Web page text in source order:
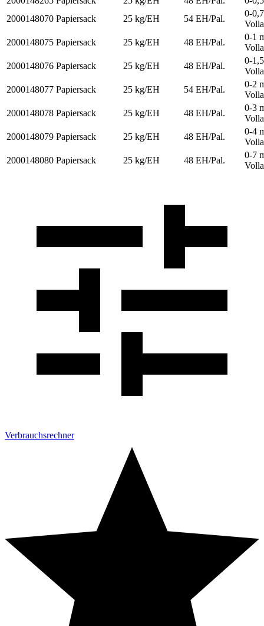
2000148070 Papiersack 25 kg/EH 54 EH/Pal.
0-
2000148075 Papiersack 25 kg/EH 48 EH/Pal.
0-1
2000148076 Papiersack 25 kg/EH 48 EH/Pal.
0-
2000148077 Papiersack 25 kg/EH 54 EH/Pal.
0-2
2000148078 Papiersack 25 kg/EH 48 EH/Pal.
0-3
2000148079 Papiersack 25 kg/EH 48 EH/Pal.
0-4
2000148080 Papiersack 25 kg/EH 48 EH/Pal.
0-7
Verbrauchsrechner